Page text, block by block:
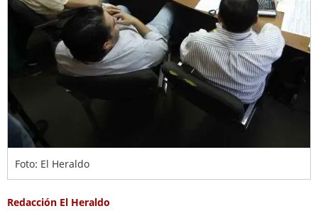
Foto: El Heraldo
Redacción El Heraldo